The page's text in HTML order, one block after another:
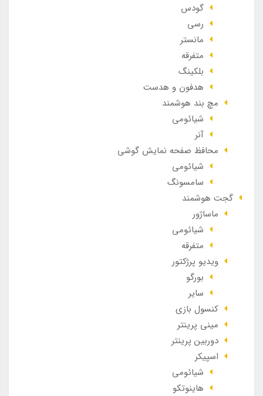
گودس
رسی
مانستر
متفرقه
بلکینگ
هدفون و هدست
مچ بند هوشمند
شیائومی
آنر
محافظ صفحه نمایش گوشی
شیائومی
سامسونگ
گجت هوشمند
ماساژور
شیائومی
متفرقه
ویدیو پرژکتور
بورگو
سایر
کنسول بازی
مینی پرینتر
دوربین پرینتر
اسپیکر
شیائومی
هاینوتکو